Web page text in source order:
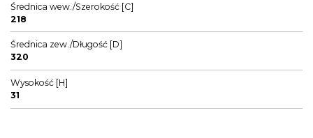
Średnica wew./Szerokość [C]
218
Średnica zew./Długość [D]
320
Wysokość [H]
31